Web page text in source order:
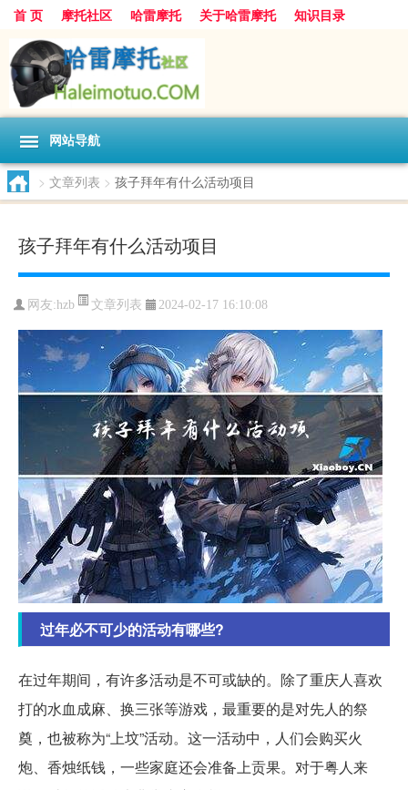
首 页 摩托社区 哈雷摩托 关于哈雷摩托 知识目录
网站导航
> 文章列表 > 孩子拜年有什么活动项目
孩子拜年有什么活动项目
网友:hzb 文章列表 2024-02-17 16:10:08
过年必不可少的活动有哪些?
在过年期间，有许多活动是不可或缺的。除了重庆人喜欢
打的水血成麻、换三张等游戏，最重要的是对先人的祭
奠，也被称为“上坟”活动。这一活动中，人们会购买火
炮、香烛纸钱，一些家庭还会准备上贡果。对于粤人来